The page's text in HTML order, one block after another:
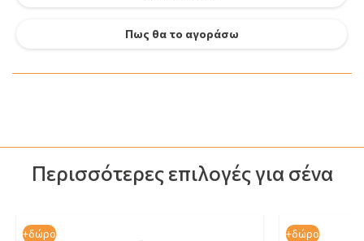
Πως θα το αγοράσω
Περισσότερες επιλογές για σένα
+δώρο +δώρο